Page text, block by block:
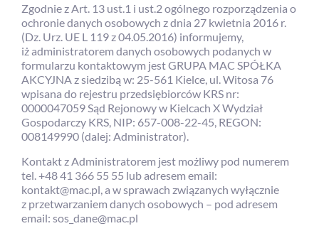
Zgodnie z Art. 13 ust.1 i ust.2 ogólnego rozporządzenia o
ochronie danych osobowych z dnia 27 kwietnia 2016 r.
(Dz. Urz. UE L 119 z 04.05.2016) informujemy,
iż administratorem danych osobowych podanych w
formularzu kontaktowym jest GRUPA MAC SPÓŁKA
AKCYJNA z siedzibą w: 25-561 Kielce, ul. Witosa 76
wpisana do rejestru przedsiębiorców KRS nr:
0000047059 Sąd Rejonowy w Kielcach X Wydział
Gospodarczy KRS, NIP: 657-008-22-45, REGON:
008149990 (dalej: Administrator).
Kontakt z Administratorem jest możliwy pod numerem
tel. +48 41 366 55 55 lub adresem email:
kontakt@mac.pl, a w sprawach związanych wyłącznie
z przetwarzaniem danych osobowych – pod adresem
email: sos_dane@mac.pl